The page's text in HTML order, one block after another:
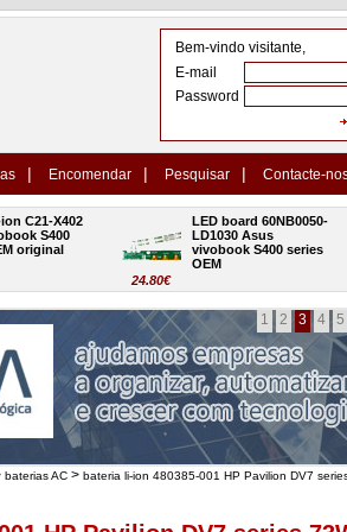
Bem-vindo visitante,
E-mail
Password
| Encomendar | Pesquisar | Contacte-
C21-X402
S400
24.80€
LED board 60NB0050-
LD1030 Asus
vivobook S400 series
OEM
1 2 3 4 5
baterias AC > bateria li-ion 480385-001 HP Pavilion DV7